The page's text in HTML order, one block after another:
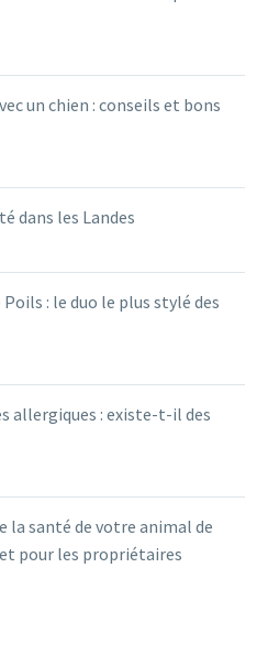
un chien : conseils et bons
dans les Landes
: le duo le plus stylé des
allergiques : existe-t-il des
la santé de votre animal de
pour les propriétaires